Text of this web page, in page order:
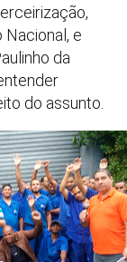
e
da
do assunto.